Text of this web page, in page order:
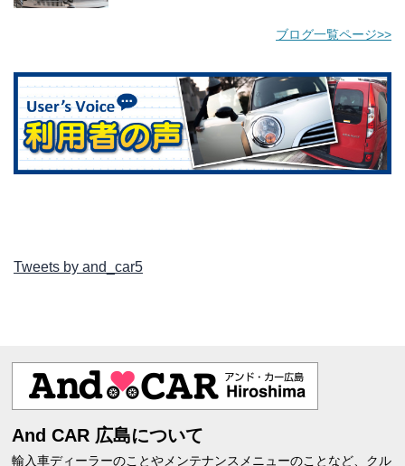
ブログ一覧ページ>>
Tweets by and_car5
And CAR 広島について
輸入車ディーラーのことやメンテナンスメニューのことなど、クル